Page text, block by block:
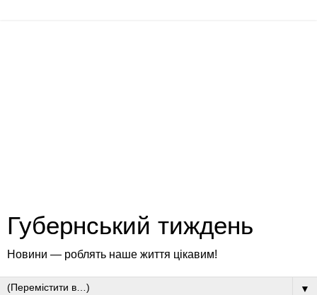
Губернський тиждень
Новини — роблять наше життя цікавим!
▼